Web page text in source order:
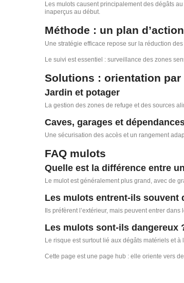
Les mulots causent principalement des dégâts
inaperçus au début.
Méthode : un plan
Une stratégie efficace repose sur la réduction
Le suivi est essentiel : surveillance des zones
Solutions : orientation
Jardin et potager
La gestion des zones de refuge et des sources
Caves, garages et
Une sécurisation des accès et un rangement
FAQ mulots
Quelle est la différence entre
Le mulot est généralement plus grand, avec de
Les mulots entrent-ils souvent
Ils préfèrent l’extérieur, mais peuvent entrer
Les mulots sont-ils dangereux
Le risque est surtout lié aux dégâts matériels et
Cette page est une page hub : elle oriente vers